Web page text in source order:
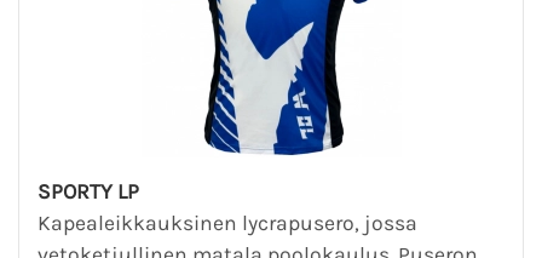
SPORTY LP
Kapealeikkauksinen lycrapusero, jossa